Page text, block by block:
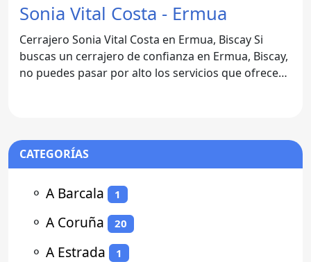
Sonia Vital Costa - Ermua
Cerrajero Sonia Vital Costa en Ermua, Biscay Si
buscas un cerrajero de confianza en Ermua, Biscay,
no puedes pasar por alto los servicios que ofrece
CATEGORÍAS
⚬ A Barcala 1
⚬ A Coruña 20
⚬ A Estrada 1